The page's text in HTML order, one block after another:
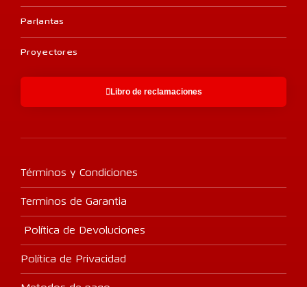
Parlantas
Proyectores
Libro de reclamaciones
Términos y Condiciones
Terminos de Garantia
Política de Devoluciones
Política de Privacidad